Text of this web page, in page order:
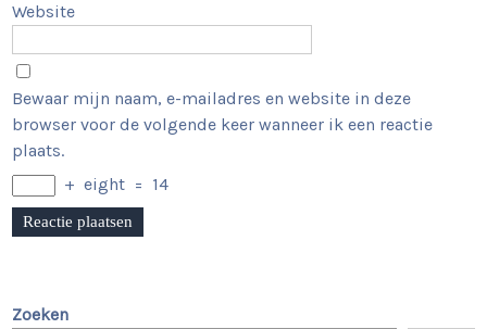
Website
Bewaar mijn naam, e-mailadres en website in deze
browser voor de volgende keer wanneer ik een reactie
plaats.
+ eight = 14
Zoeken